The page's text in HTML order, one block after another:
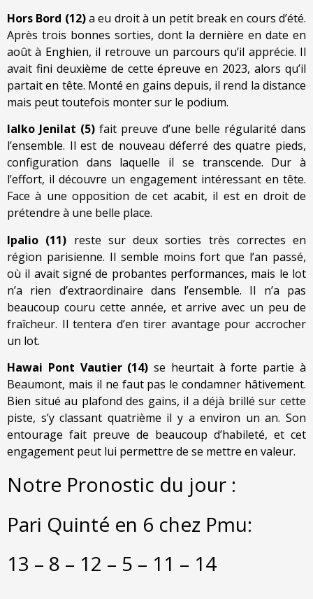
Hors Bord (12)a eu droit à un petit break en cours d’été.
Après trois bonnes sorties, dont la dernière en date en
août à Enghien, il retrouve un parcours qu’il apprécie. Il
avait fini deuxième de cette épreuve en 2023, alors qu’il
partait en tête. Monté en gains depuis, il rend la distance
mais peut toutefois monter sur le podium.
Ialko Jenilat (5) fait preuve d’une belle régularité dans
l’ensemble. Il est de nouveau déferré des quatre pieds,
configuration dans laquelle il se transcende. Dur à
l’effort, il découvre un engagement intéressant en tête.
Face à une opposition de cet acabit, il est en droit de
prétendre à une belle place.
Ipalio (11) reste sur deux sorties très correctes en
région parisienne. Il semble moins fort que l’an passé,
où il avait signé de probantes performances, mais le lot
n’a rien d’extraordinaire dans l’ensemble. Il n’a pas
beaucoup couru cette année, et arrive avec un peu de
fraîcheur. Il tentera d’en tirer avantage pour accrocher
un lot.
Hawai Pont Vautier (14)se heurtait à forte partie à
Beaumont, mais il ne faut pas le condamner hâtivement.
Bien situé au plafond des gains, il a déjà brillé sur cette
piste, s’y classant quatrième il y a environ un an. Son
entourage fait preuve de beaucoup d’habileté, et cet
engagement peut lui permettre de se mettre en valeur.
Notre Pronostic du jour :
Pari Quinté en 6 chez Pmu:
13 – 8 – 12 – 5 – 11 – 14